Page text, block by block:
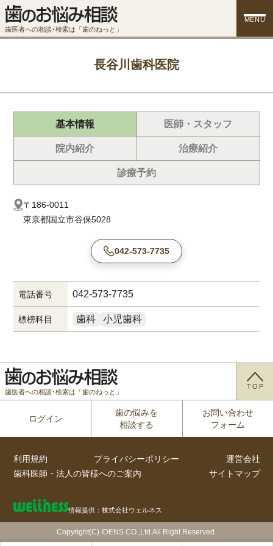
歯医者への相談･検索は「歯のねっと」
MENU
長谷川歯科医院
基本情報 医師・スタッフ
院内紹介 治療紹介
診療予約
〒186-0011
東京都国立市谷保5028
042-573-7735
電話番号 042-573-7735
標榜科目 歯科 小児歯科
歯医者への相談･検索は「歯のねっと」
TOP
ログイン
歯の悩みを
相談する
お問い合わせ
フォーム
利用規約 プライバシーポリシー
運営会社
歯科医師・法人の皆様へのご案内
サイトマップ
情報提供：株式会社ウェルネス
Copyright(C) IDENS CO.,Ltd.All Right Reserved.